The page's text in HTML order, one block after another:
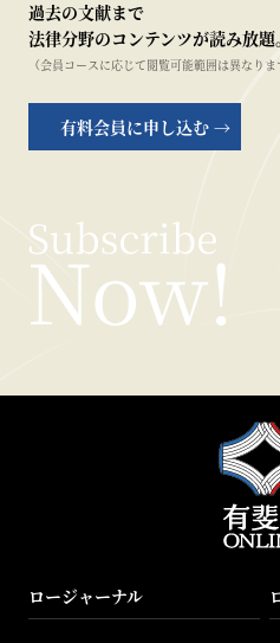
過去の文献まで
法律分野のコンテンツが読み放題。
（会員コースに応じて閲覧可能範囲は異なりま
有料会員に申し込む →
ロージャーナル